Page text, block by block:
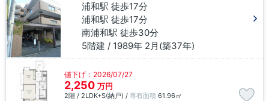
浦和駅 徒歩17分
浦和駅 徒歩17分
南浦和駅 徒歩30分
5階建 / 1989年 2月(築37年)
値下げ：2026/07/27
2,250 万円
2階 / 2LDK+S(納戸) / 専有面積 61.96㎡